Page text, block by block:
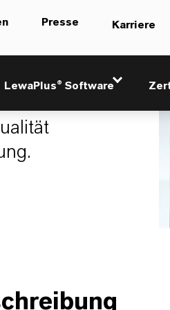
Presse Karriere
LewaPlus® Software
KR